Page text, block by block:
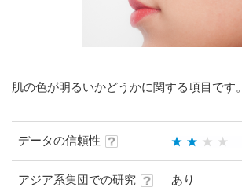
肌の色が明るいかどうかに関する項目です。
データの信頼性
アジア系集団での研究 あり